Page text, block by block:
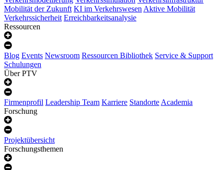
Mobilität der Zukunft KI im VerkehrswesenAktive Mobilität
Verkehrssicherheit Erreichbarkeitsanalysie
Ressourcen
Blog Events Newsroom Ressourcen Bibliothek Service & Support
Schulungen
Über PTV
Firmenprofil Leadership Team Karriere StandorteAcademia
Forschung
Projektübersicht
Forschungsthemen